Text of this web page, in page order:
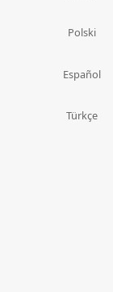
Polski
Español
Türkçe